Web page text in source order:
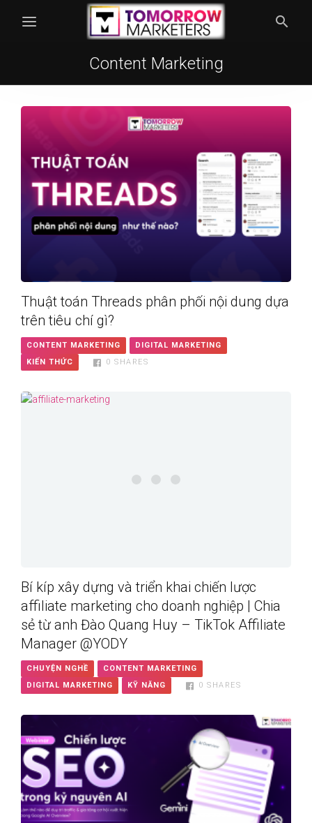
Content Marketing
Thuật toán Threads phân phối nội dung dựa
trên tiêu chí gì?
CONTENT MARKETING
DIGITAL MARKETING
KIẾN THỨC
0 SHARES
Bí kíp xây dựng và triển khai chiến lược
affiliate marketing cho doanh nghiệp | Chia
sẻ từ anh Đào Quang Huy – TikTok Affiliate
Manager @YODY
CHUYỆN NGHỀ
CONTENT MARKETING
DIGITAL MARKETING
KỸ NĂNG 0 SHARES